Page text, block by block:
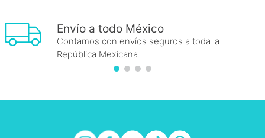
Envío a todo México
Contamos con envíos seguros a toda la
República Mexicana.